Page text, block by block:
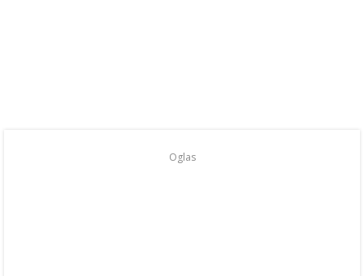
Oglas